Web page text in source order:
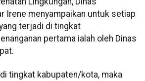
Irene menyampaikan untuk setiap
terjadi di tingkat
pertama ialah oleh Dinas
tingkat kabupaten/kota, maka